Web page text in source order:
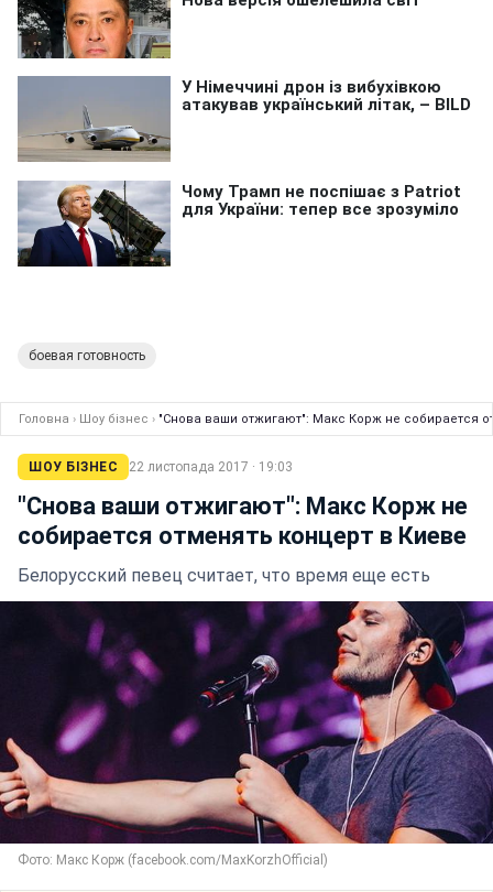
боевая готовность
Головна › Шоу бізнес › "Снова ваши отжигают": Макс Корж не собирается
ШОУ БІЗНЕС 22 листопада 2017 · 19:03
"Снова ваши отжигают": Макс Корж не
собирается отменять концерт в Киеве
Белорусский певец считает, что время еще есть
Фото: Макс Корж (facebook.com/MaxKorzhOfficial)